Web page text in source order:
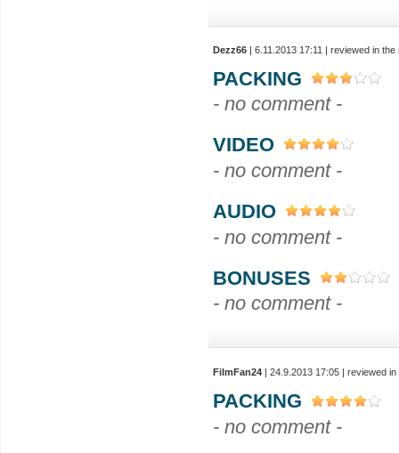
Dezz66 | 6.11.2013 17:11 | reviewed in
PACKING
- no comment -
VIDEO
- no comment -
AUDIO
- no comment -
BONUSES
- no comment -
FilmFan24 | 24.9.2013 17:05 | reviewed
PACKING
- no comment -